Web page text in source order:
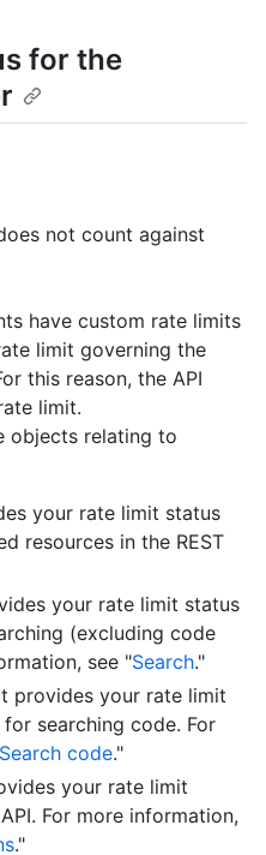
for the
not count against
have custom rate limits
limit governing the
this reason, the API
limit.
objects relating to
your rate limit status
resources in the REST
your rate limit status
(excluding code
see "Search."
provides your rate limit
searching code. For
Search code."
your rate limit
For more information,
."